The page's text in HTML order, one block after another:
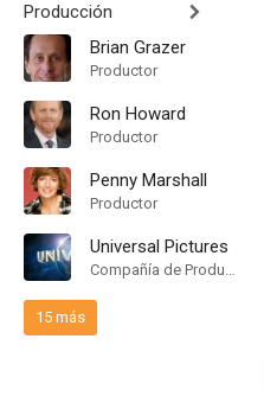
Producción
Brian Grazer
Productor
Ron Howard
Productor
Penny Marshall
Productor
Universal Pictures
Compañía de Produccion
15 más